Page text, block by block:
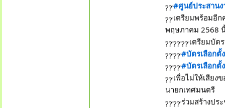
#ศูนย์ประสานง
เตรียมพร้อมอี
พฤษภาคม 2568
เตรียมบัต
#บัตรเลือกตั้
#บัตรเลือกตั้
เพื่อไม่ให้เสียง
นายกเทศมนตรี
ร่วมสร้างปร